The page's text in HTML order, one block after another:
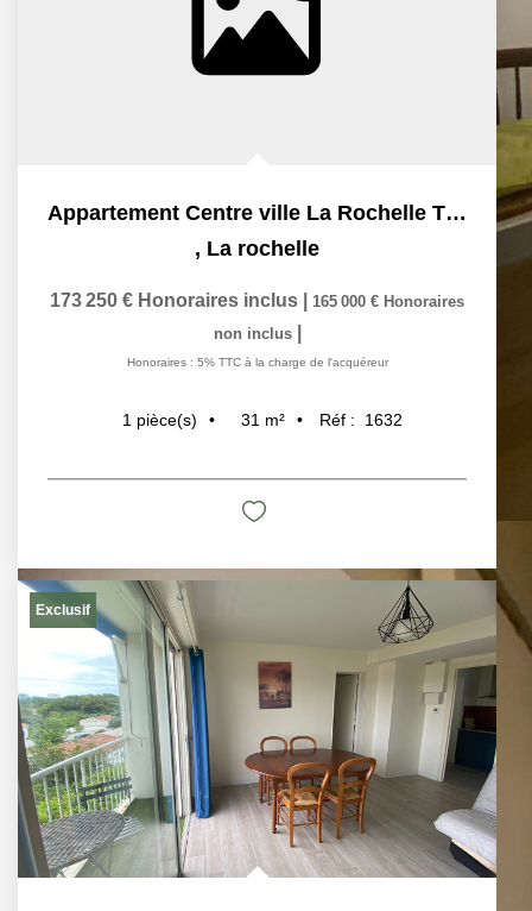
Appartement Centre ville La Rochelle T1 bis 31 m2
, La rochelle
173 250 € Honoraires inclus 165 000 € Honoraires
non inclus
Honoraires : 5% TTC à la charge de l'acquéreur
1 pièce(s) 31 m² Réf : 1632
Exclusif